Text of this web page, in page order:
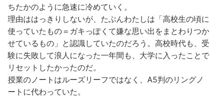
ちたかのように急速に冷めていく。
理由ははっきりしないが、たぶんわたしは「高校生の頃に
使っていたもの＝ガキっぽくて嫌な思い出をまとわりつか
せているもの」と認識していたのだろう。高校時代も、受
験に失敗して浪人になった一年間も、大学に入ったことで
リセットしたかったのだ。
授業のノートはルーズリーフではなく、A5判のリングノ
ートに代わっていた。